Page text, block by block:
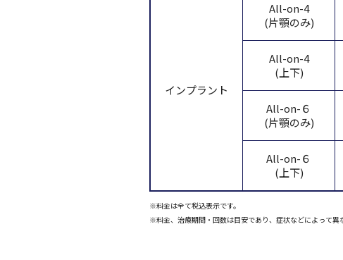
インプラント
All-on-4
(片顎のみ)
All-on-4
(上下)
All-on-６
(片顎のみ)
All-on-６
(上下)
※料金は全て税込表示です。
※料金、治療期間・回数は目安であり、症状などによって異